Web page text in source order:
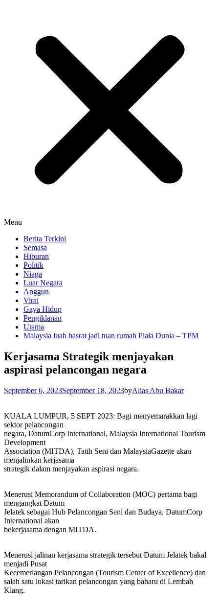
Menu
Berita Terkini
Semasa
Hiburan
Politik
Niaga
Luar Negara
Anggun
Viral
Gaya Hidup
Pengiklanan
Utama
Malaysia luah hasrat jadi tuan rumah Piala Dunia – TPM
Kerjasama Strategik menjayakan
aspirasi pelancongan negara
September 6, 2023September 18, 2023byAlias Abu Bakar
KUALA LUMPUR, 5 SEPT 2023: Bagi menyemarakkan lagi
sektor pelancongan
negara, DatumCorp International, Malaysia International Tourism
Development
Association (MITDA), Tatih Seni dan MalaysiaGazette akan
menjalinkan kerjasama
strategik dalam menjayakan aspirasi negara.
Menerusi Memorandum of Collaboration (MOC) pertama bagi
mengangkat Datum
Jelatek sebagai Hub Pelancongan Seni dan Budaya, DatumCorp
International akan
bekerjasama dengan MITDA.
Menerusi jalinan kerjasama strategik tersebut Datum Jelatek bakal
menjadi Pusat
Kecemerlangan Pelancongan (Tourism Center of Excellence) dan
salah satu lokasi tarikan pelancongan yang baharu di Lembah
Klang.